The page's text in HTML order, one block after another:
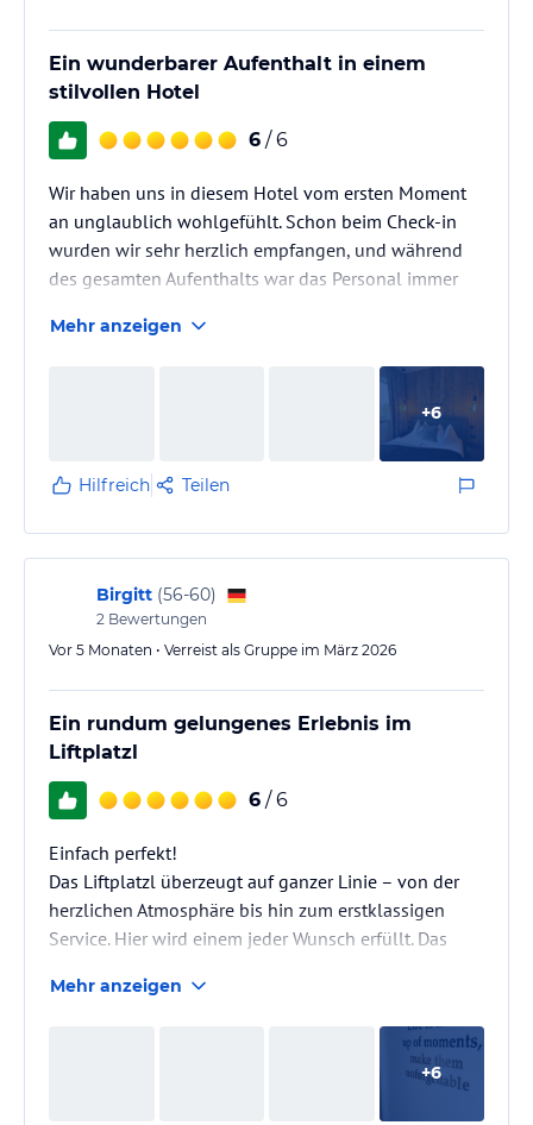
Ein wunderbarer Aufenthalt in einem
stilvollen Hotel
6 / 6
Wir haben uns in diesem Hotel vom ersten Moment
an unglaublich wohlgefühlt. Schon beim Check-in
wurden wir sehr herzlich empfangen, und während
des gesamten Aufenthalts war das Personal immer
Das tolle Hotel liegt direkt neben der
Sonnenbahngondel, perfekt zum Skifahren oder
Unser Zimmer ein absoluter Traum zum wohlfühlen
Wir hatten auch ein besonderes Frühstück am Pool,
ein…
Mehr anzeigen
+6
Hilfreich Teilen
Birgitt (56-60)
2 Bewertungen
Vor 5 Monaten • Verreist als Gruppe im März 2026
Ein rundum gelungenes Erlebnis im
Liftplatzl
6 / 6
Einfach perfekt!
Das Liftplatzl überzeugt auf ganzer Linie – von der
herzlichen Atmosphäre bis hin zum erstklassigen
Service. Hier wird einem jeder Wunsch erfüllt. Das
man fühlt sich sofort willkommen.
Auch das Ambiente ist bis ins kleinste so bezaubernd
und stilvoll eingerichtet. Hier stimmt wirklich alles
Mehr anzeigen
+6